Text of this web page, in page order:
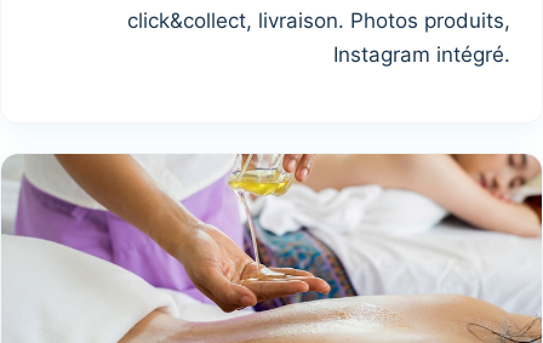
click&collect, livraison. Photos produits,
Instagram intégré.